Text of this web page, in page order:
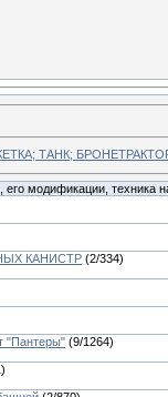
ТАНК;
модификации, техника на
КАНИСТР (2/334)
"Пантеры" (9/1264)
)